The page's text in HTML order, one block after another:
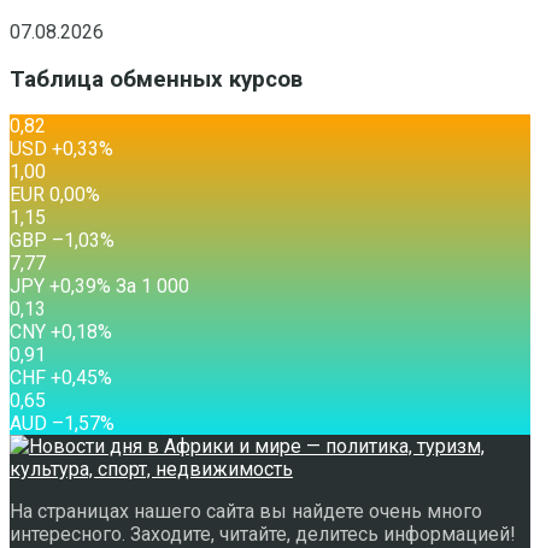
07.08.2026
Таблица обменных курсов
0,82
USD +0,33%
1,00
EUR 0,00%
1,15
GBP –1,03%
7,77
JPY +0,39% За 1 000
0,13
CNY +0,18%
0,91
CHF +0,45%
0,65
AUD –1,57%
На страницах нашего сайта вы найдете очень много
интересного. Заходите, читайте, делитесь информацией!